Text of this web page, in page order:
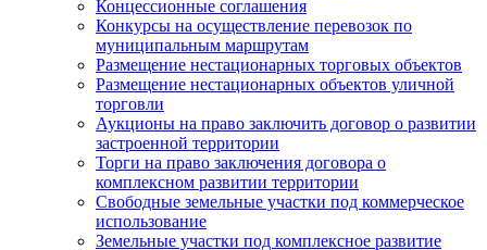
Концессионные соглашения
Конкурсы на осуществление перевозок по
муниципальным маршрутам
Размещение нестационарных торговых объектов
Размещение нестационарных объектов уличной
торговли
Аукционы на право заключить договор о развитии
застроенной территории
Торги на право заключения договора о
комплексном развитии территории
Свободные земельные участки под коммерческое
использование
Земельные участки под комплексное развитие